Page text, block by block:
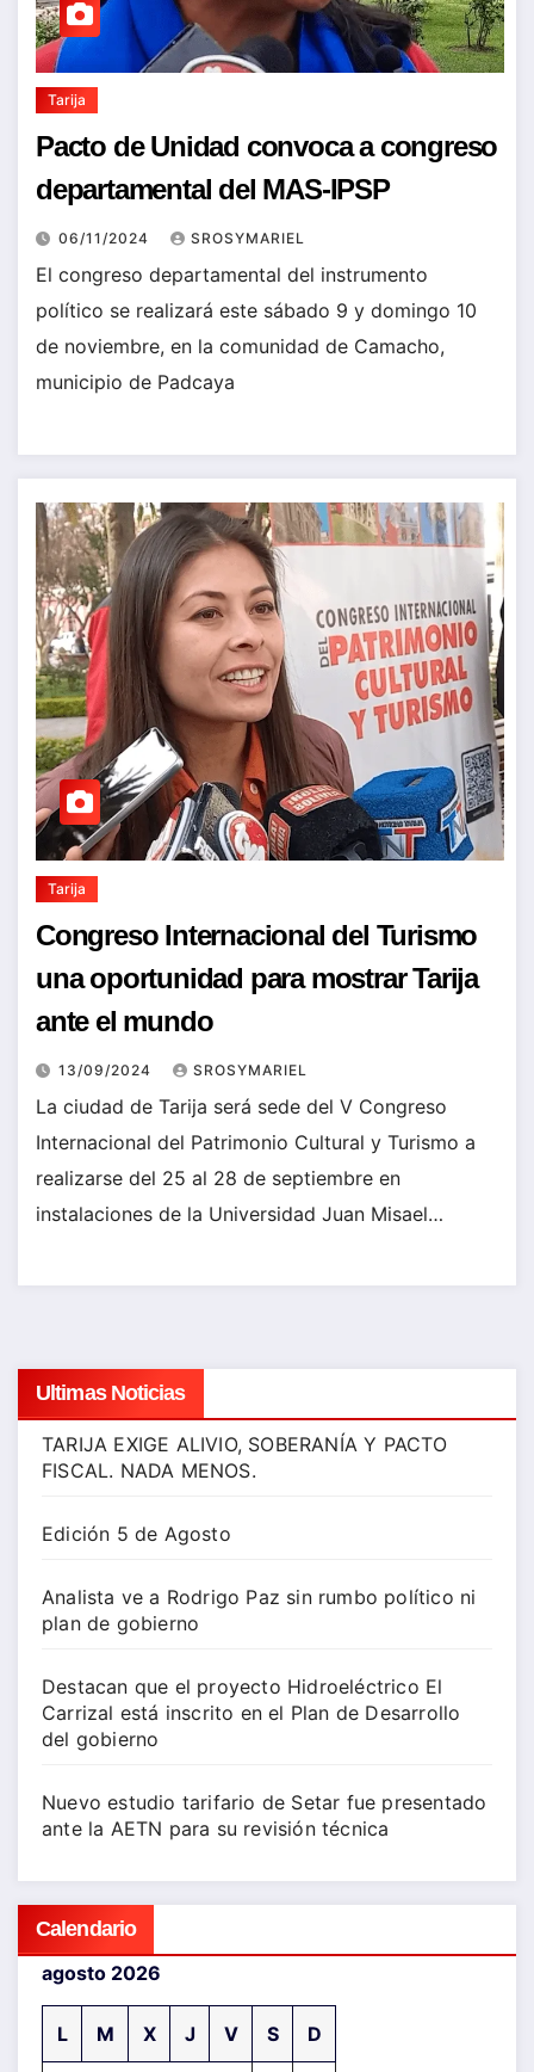
Tarija
Pacto de Unidad convoca a congreso
departamental del MAS-IPSP
06/11/2024 SROSYMARIEL
El congreso departamental del instrumento
político se realizará este sábado 9 y domingo 10
de noviembre, en la comunidad de Camacho,
municipio de Padcaya
Tarija
Congreso Internacional del Turismo
una oportunidad para mostrar Tarija
ante el mundo
13/09/2024 SROSYMARIEL
La ciudad de Tarija será sede del V Congreso
Internacional del Patrimonio Cultural y Turismo a
realizarse del 25 al 28 de septiembre en
instalaciones de la Universidad Juan Misael…
Ultimas Noticias
TARIJA EXIGE ALIVIO, SOBERANÍA Y PACTO
FISCAL. NADA MENOS.
Edición 5 de Agosto
Analista ve a Rodrigo Paz sin rumbo político ni
plan de gobierno
Destacan que el proyecto Hidroeléctrico El
Carrizal está inscrito en el Plan de Desarrollo
del gobierno
Nuevo estudio tarifario de Setar fue presentado
ante la AETN para su revisión técnica
Calendario
agosto 2026
L M X J V S D